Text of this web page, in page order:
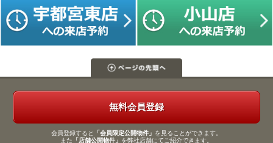
無料会員登録
会員登録すると 「会員限定公開物件」 を見ることができます。
また 「店舗公開物件」 を弊社店舗にてご紹介できます。